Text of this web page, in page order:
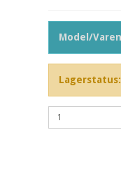
Model/
Lagerstatus: